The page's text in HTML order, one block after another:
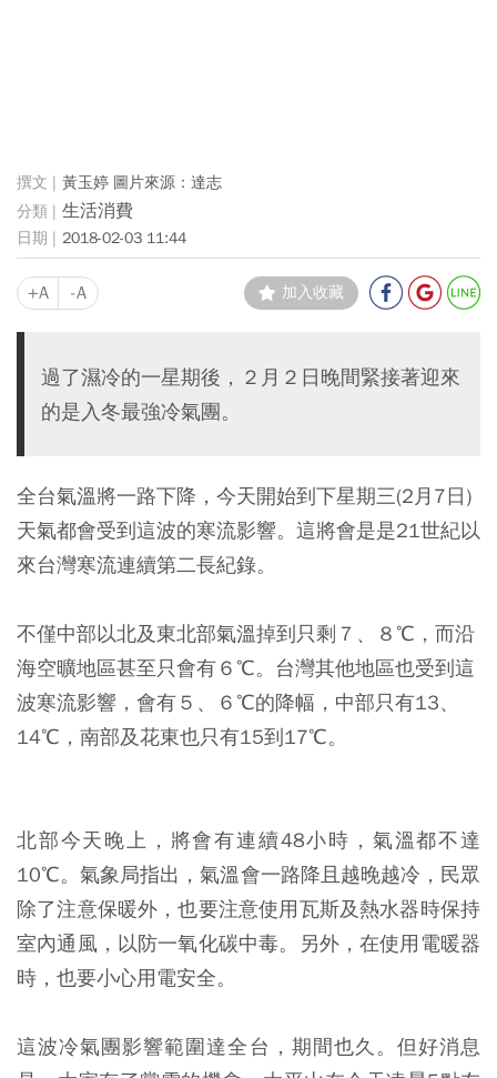
黃玉婷 圖片來源：達志
生活消費
2018-02-03 11:44
+A -A 加入收藏
過了濕冷的一星期後，２月２日晚間緊接著迎來
的是入冬最強冷氣團。
全台氣溫將一路下降，今天開始到下星期三(2月7日)
天氣都會受到這波的寒流影響。這將會是是21世紀以
來台灣寒流連續第二長紀錄。
不僅中部以北及東北部氣溫掉到只剩７、８℃，而沿
海空曠地區甚至只會有６℃。台灣其他地區也受到這
波寒流影響，會有５、６℃的降幅，中部只有13、
14℃，南部及花東也只有15到17℃。
北部今天晚上，將會有連續48小時，氣溫都不達
10℃。氣象局指出，氣溫會一路降且越晚越冷，民眾
除了注意保暖外，也要注意使用瓦斯及熱水器時保持
室內通風，以防一氧化碳中毒。另外，在使用電暖器
時，也要小心用電安全。
這波冷氣團影響範圍達全台，期間也久。但好消息